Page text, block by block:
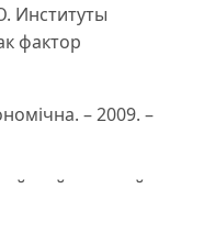
Институты
фактор
– 2009. –
крупный